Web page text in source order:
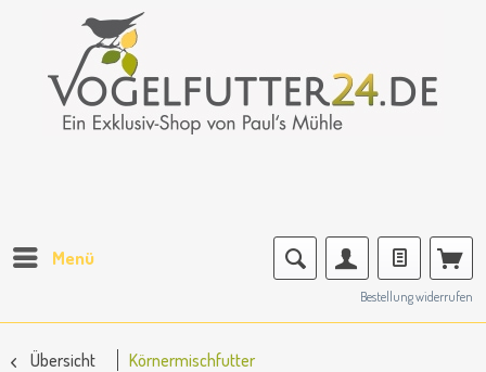
Menü
Bestellung widerrufen
Übersicht Körnermischfutter